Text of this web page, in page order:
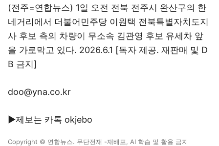
(전주=연합뉴스) 1일 오전 전북 전주시 완산구의 한
네거리에서 더불어민주당 이원택 전북특별자치도지
사 후보 측의 차량이 무소속 김관영 후보 유세차 앞
을 가로막고 있다. 2026.6.1 [독자 제공. 재판매 및 D
B 금지]
doo@yna.co.kr
▶제보는 카톡 okjebo
Copyright © 연합뉴스. 무단전재 -재배포, AI 학습 및 활용 금지